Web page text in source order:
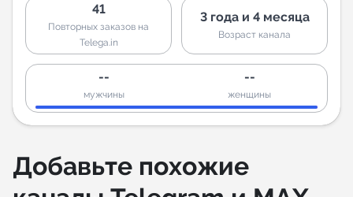
41
Повторных заказов на
Telega.in
3 года и 4 месяца
Возраст канала
--
мужчины
--
женщины
Добавьте похожие